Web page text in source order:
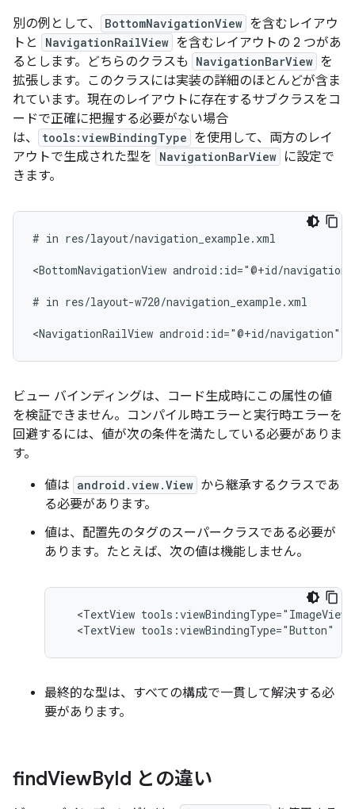
別の例として、 BottomNavigationView を含むレイアウ
トと
NavigationRailView を含むレイアウトの 2 つがあ
るとします。どちらのクラスも
NavigationBarView を
拡張します。このクラスには実装の詳細のほとんどが含ま
れています。現在のレイアウトに存在するサブクラスをコ
ードで正確に把握する必要がない場合
は、
tools:viewBindingType を使用して、両方のレイ
アウトで生成された型を
NavigationBarView に設定で
きます。
# in res/layout/navigation_example.xml
<BottomNavigationView android:id="@+id/navigation"
# in res/layout-w720/navigation_example.xml
<NavigationRailView android:id="@+id/navigation"
ビュー バインディングは、コード生成時にこの属性の値
を検証できません。コンパイル時エラーと実行時エラーを
回避するには、値が次の条件を満たしている必要がありま
す。
値は android.view.View から継承するクラスであ
る必要があります。
値は、配置先のタグのスーパークラスである必要が
あります。たとえば、次の値は機能しません。
<TextView tools:viewBindingType="ImageView"
<TextView tools:viewBindingType="Button"
最終的な型は、すべての構成で一貫して解決する必
要があります。
findViewById との違い